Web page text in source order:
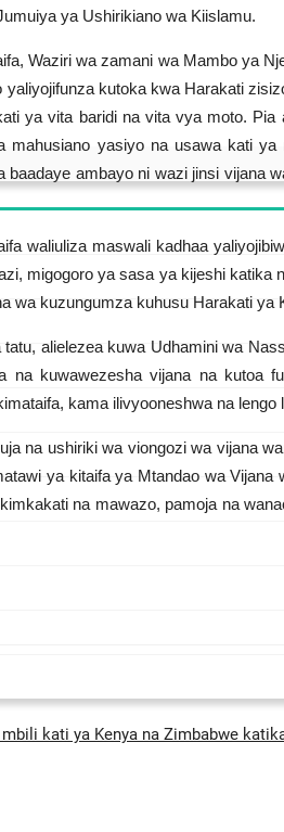
ya Ushirikiano wa Kiislamu.
Waziri wa zamani wa Mambo ya
kutoka kwa Harakati
ya vita baridi na vita vya moto.
yasiyo na usawa kati
ambayo ni wazi jinsi vijana
waliuliza maswali kadhaa
migogoro ya sasa ya kijeshi
wa kuzungumza kuhusu Harakati ya
alielezea kuwa Udhamini wa
kuwawezesha vijana na kutoa
kama ilivyooneshwa na
na ushiriki wa viongozi wa vijana
ya kitaifa ya Mtandao wa
na mawazo, pamoja na
kati ya Kenya na Zimbabwe